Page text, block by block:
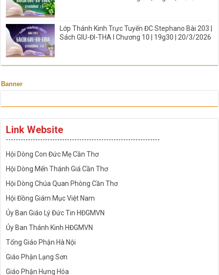
Lớp Thánh Kinh Trực Tuyến ĐC Stephano Bài 203 |
Sách GIU-ĐI-THA I Chương 10 | 19g30 | 20/3/2026
Banner
Link Website
---------------------------------------------------------------
Hội Dòng Con Đức Mẹ Cần Thơ
Hội Dòng Mến Thánh Giá Cần Thơ
Hội Dòng Chúa Quan Phòng Cần Thơ
Hội Đồng Giám Mục Việt Nam
Ủy Ban Giáo Lý Đức Tin HĐGMVN
Ủy Ban Thánh Kinh HĐGMVN
Tổng Giáo Phận Hà Nội
Giáo Phận Lạng Sơn
Giáo Phận Hưng Hóa